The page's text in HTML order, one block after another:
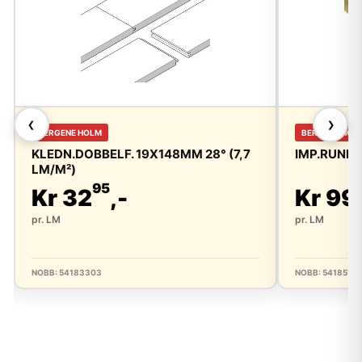
❮
BERGENE HOLM
KLEDN.DOBBELF. 19X148MM 28° (7,7
LM/M²)
Kr 3295,-
pr. LM
NOBB: 54183303
BERGENE
Kr
pr. LM
NOBB: 54185195
❯